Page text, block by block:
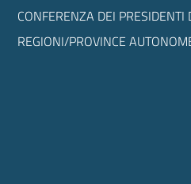
CONFERENZA DEI
REGIONI/PROVINCE